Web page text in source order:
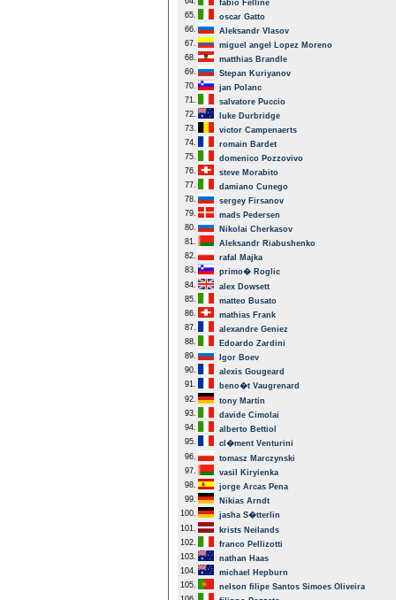
fabio Felline
65.
oscar Gatto
66.
Aleksandr Vlasov
67.
miguel angel Lopez Moreno
68.
matthias Brandle
69.
Stepan Kuriyanov
70.
jan Polanc
71.
salvatore Puccio
72.
luke Durbridge
73.
victor Campenaerts
74.
romain Bardet
75.
domenico Pozzovivo
76.
steve Morabito
77.
damiano Cunego
78.
sergey Firsanov
79.
mads Pedersen
80.
Nikolai Cherkasov
81.
Aleksandr Riabushenko
82.
rafal Majka
83.
primo� Roglic
84.
alex Dowsett
85.
matteo Busato
86.
mathias Frank
87.
alexandre Geniez
88.
Edoardo Zardini
89.
Igor Boev
90.
alexis Gougeard
91.
beno�t Vaugrenard
92.
tony Martin
93.
davide Cimolai
94.
alberto Bettiol
95.
cl�ment Venturini
96.
tomasz Marczynski
97.
vasil Kiryienka
98.
jorge Arcas Pena
99.
Nikias Arndt
100.
jasha S�tterlin
101.
krists Neilands
102.
franco Pellizotti
103.
nathan Haas
104.
michael Hepburn
105.
nelson filipe Santos Simoes Oliveira